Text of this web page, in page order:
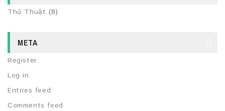
Thủ Thuật (8)
META
Register
Log in
Entries feed
Comments feed